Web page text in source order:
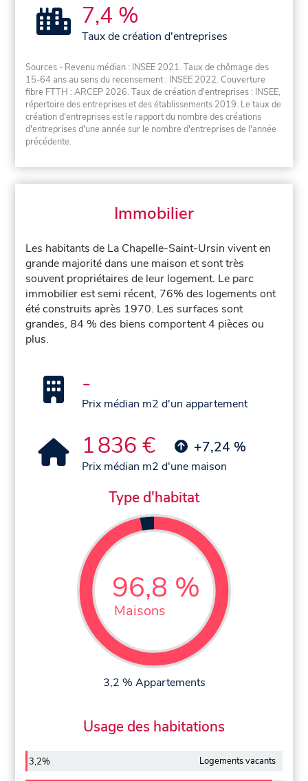
7,4 %
Taux de création d'entreprises
Sources - Revenu médian : INSEE 2021. Taux de chômage des
15-64 ans au sens du recensement : INSEE 2022. Couverture
fibre FTTH : ARCEP 2026. Taux de création d'entreprises : INSEE,
répertoire des entreprises et des établissements 2019. Le taux de
création d'entreprises est le rapport du nombre des créations
d'entreprises d'une année sur le nombre d'entreprises de l'année
précédente.
Immobilier
Les habitants de La Chapelle-Saint-Ursin vivent en
grande majorité dans une maison et sont très
souvent propriétaires de leur logement. Le parc
immobilier est semi récent, 76% des logements ont
été construits après 1970. Les surfaces sont
grandes, 84 % des biens comportent 4 pièces ou
plus.
-
Prix médian m2 d'un appartement
1 836 € +7,24 %
Prix médian m2 d'une maison
Type d'habitat
96,8 %
Maisons
3,2 % Appartements
Usage des habitations
3,2% Logements vacants